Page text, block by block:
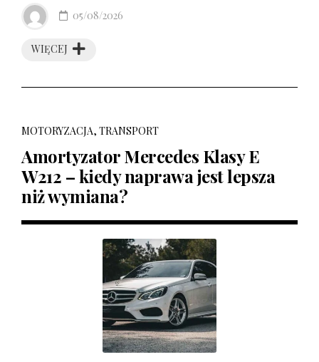
WIĘCEJ
05/08/2026
MOTORYZACJA, TRANSPORT
Amortyzator Mercedes Klasy E
W212 – kiedy naprawa jest lepsza
niż wymiana?